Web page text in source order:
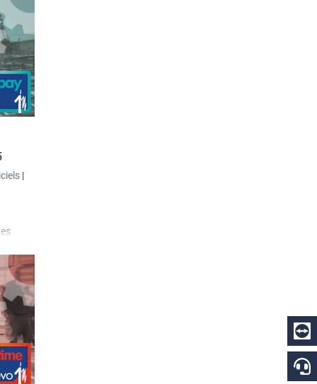
été
|
pour